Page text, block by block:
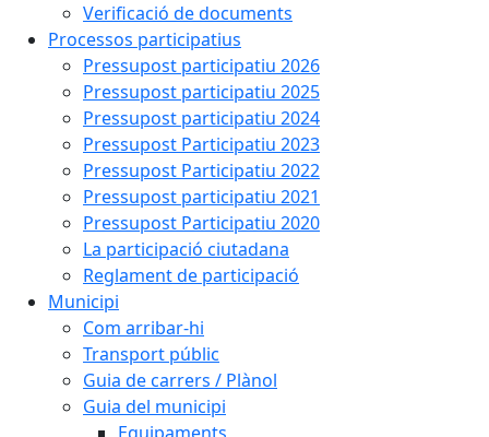
Verificació de documents
Processos participatius
Pressupost participatiu 2026
Pressupost participatiu 2025
Pressupost participatiu 2024
Pressupost Participatiu 2023
Pressupost Participatiu 2022
Pressupost participatiu 2021
Pressupost Participatiu 2020
La participació ciutadana
Reglament de participació
Municipi
Com arribar-hi
Transport públic
Guia de carrers / Plànol
Guia del municipi